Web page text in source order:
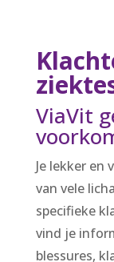
ViaVit
Je lekker en
van vele
specifieke
vind je
blessures,